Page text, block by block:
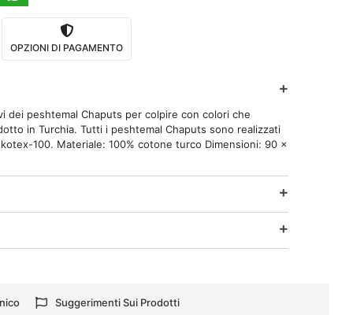
OPZIONI DI PAGAMENTO
dei peshtemal Chaputs per colpire con colori che
in Turchia. Tutti i peshtemal Chaputs sono realizzati
100. Materiale: 100% cotone turco Dimensioni: 90 x
Suggerimenti Sui Prodotti